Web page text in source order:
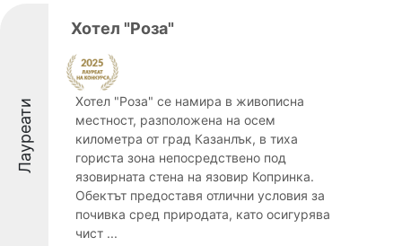
Лауреати
Хотел "Роза"
Хотел "Роза" се намира в живописна
местност, разположена на осем
километра от град Казанлък, в тиха
гориста зона непосредствено под
язовирната стена на язовир Копринка.
Обектът предоставя отлични условия за
почивка сред природата, като осигурява
чист ...